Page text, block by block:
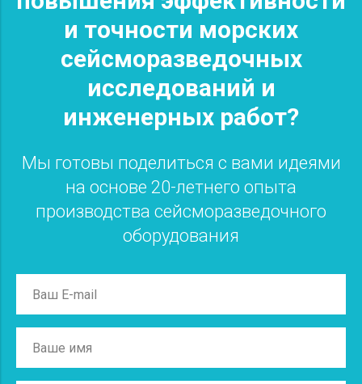
и точности морских
сейсморазведочных
исследований и
инженерных работ?
Мы готовы поделиться с вами идеями
на основе 20-летнего опыта
производства сейсморазведочного
оборудования